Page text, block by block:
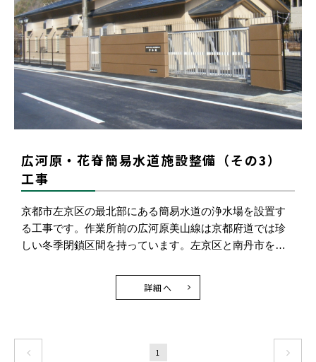
広河原・花脊簡易水道施設整備（その3）
工事
京都市左京区の最北部にある簡易水道の浄水場を設置す
る工事です。作業所前の広河原美山線は京都府道では珍
しい冬季閉鎖区間を持っています。左京区と南丹市を…
詳細へ
1